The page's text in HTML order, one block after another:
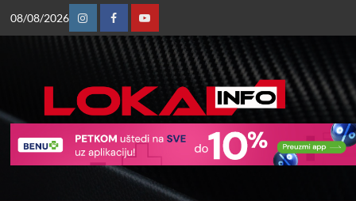
08/08/2026
InstagramFacebookYoutube